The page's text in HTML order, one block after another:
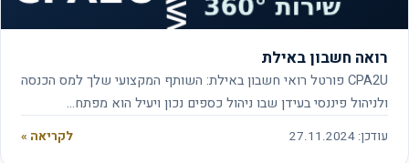
רואה חשבון באילת
CPA2U פורטל רואי חשבון באילת: השותף המקצועי שלך למס הכנסה
ולניהול פיננסי בעידן שבו ניהול כספים נכון ויעיל הוא מפתח…
עודכן: 27.11.2024 לקריאה »